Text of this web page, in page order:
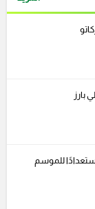
بارز
للموسم